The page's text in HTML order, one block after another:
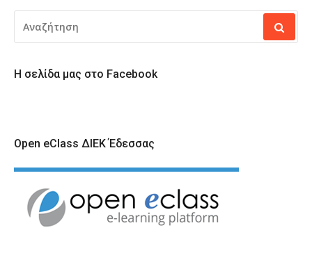
ΓΙΑ:
Η σελίδα μας στο Facebook
Open eClass ΔΙΕΚ Έδεσσας